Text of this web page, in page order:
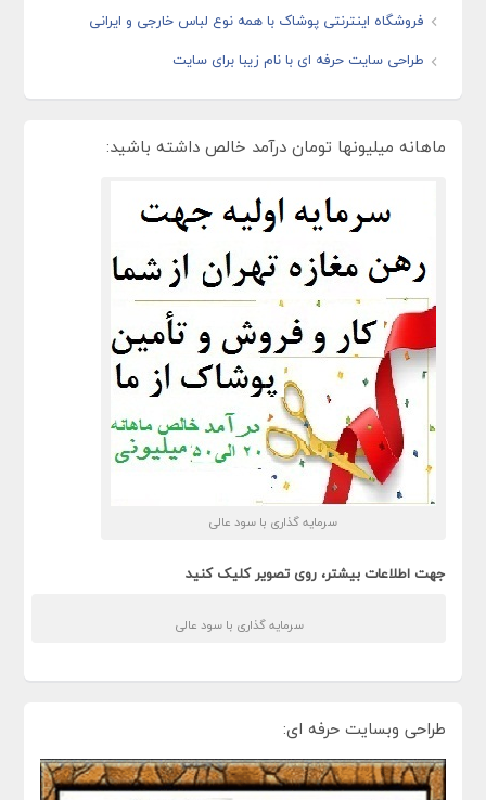
فروشگاه اینترنتی پوشاک با همه نوع لباس خارجی و ایرانی
طراحی سایت حرفه ای با نام زیبا برای سایت
ماهانه میلیونها تومان درآمد خالص داشته باشید:
سرمایه گذاری با سود عالی
جهت اطلاعات بیشتر، روی تصویر کلیک کنید
سرمایه گذاری با سود عالی
طراحی وبسایت حرفه ای: